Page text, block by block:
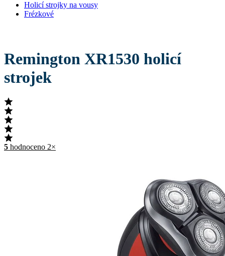
Holicí strojky na vousy
Frézkové
Remington XR1530 holicí
strojek
5 hodnoceno 2×